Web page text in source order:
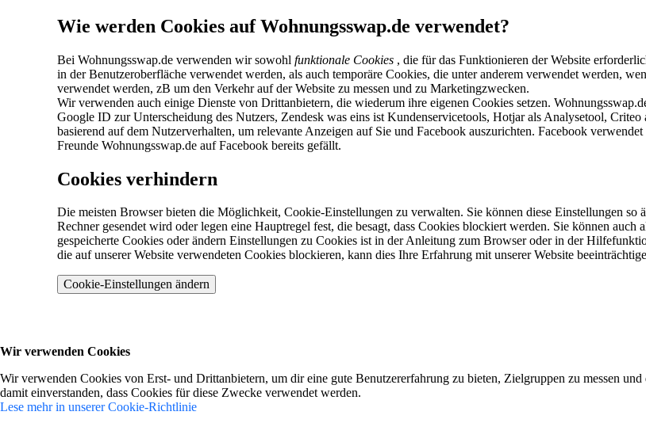
Wie werden Cookies auf Wohnungsswap.de verwendet?
Bei Wohnungsswap.de verwenden wir sowohl funktionale Cookies , die für das Funktionieren der Website
in der Benutzeroberfläche verwendet werden, als auch temporäre Cookies, die unter anderem verwendet werden,
verwendet werden, zB um den Verkehr auf der Website zu messen und zu Marketingzwecken.
Wir verwenden auch einige Dienste von Drittanbietern, die wiederum ihre eigenen Cookies setzen.
Google ID zur Unterscheidung des Nutzers, Zendesk was eins ist Kundenservicetools, Hotjar als Analysetool,
basierend auf dem Nutzerverhalten, um relevante Anzeigen auf Sie und Facebook auszurichten. Facebook
Freunde Wohnungsswap.de auf Facebook bereits gefällt.
Cookies verhindern
Die meisten Browser bieten die Möglichkeit, Cookie-Einstellungen zu verwalten. Sie können diese Einstellungen so
Rechner gesendet wird oder legen eine Hauptregel fest, die besagt, dass Cookies blockiert werden. Sie können
gespeicherte Cookies oder ändern Einstellungen zu Cookies ist in der Anleitung zum Browser oder in der
die auf unserer Website verwendeten Cookies blockieren, kann dies Ihre Erfahrung mit unserer Website
Cookie-Einstellungen ändern
Wir verwenden Cookies
Wir verwenden Cookies von Erst- und Drittanbietern, um dir eine gute Benutzererfahrung zu bieten, Zielgruppen zu messen
damit einverstanden, dass Cookies für diese Zwecke verwendet werden.
Lese mehr in unserer Cookie-Richtlinie